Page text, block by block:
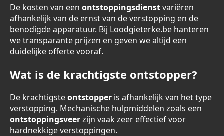
De kosten van een ontstoppingsdienstvariëren
afhankelijk van de ernst van de verstopping en de
benodigde apparatuur. Bij Loodgieterke.be hanteren
we transparante prijzen en geven we altijd een
duidelijke offerte vooraf.
Wat is de krachtigste ontstopper?
De krachtigsteontstopper is afhankelijk van het type
verstopping. Mechanische hulpmiddelen zoals een
ontstoppingsveerzijn vaak zeer effectief voor
hardnekkige verstoppingen.